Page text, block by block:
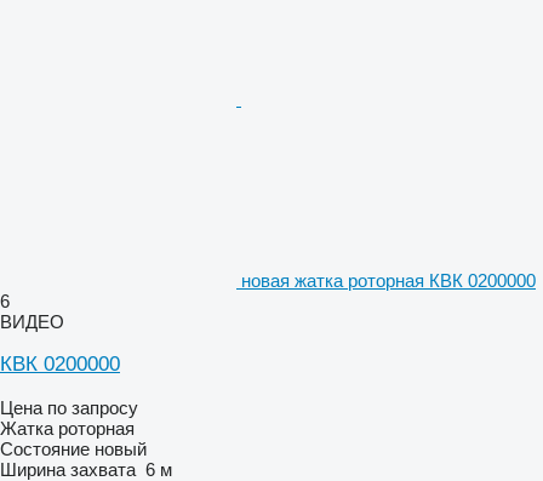
новая жатка роторная КВК 0200000
6
ВИДЕО
КВК 0200000
Цена по запросу
Жатка роторная
Состояние новый
Ширина захвата 6 м